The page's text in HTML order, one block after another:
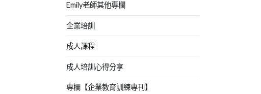
Emily老師其他專欄
企業培訓
成人課程
成人培訓心得分享
專欄【企業教育訓練專刊】